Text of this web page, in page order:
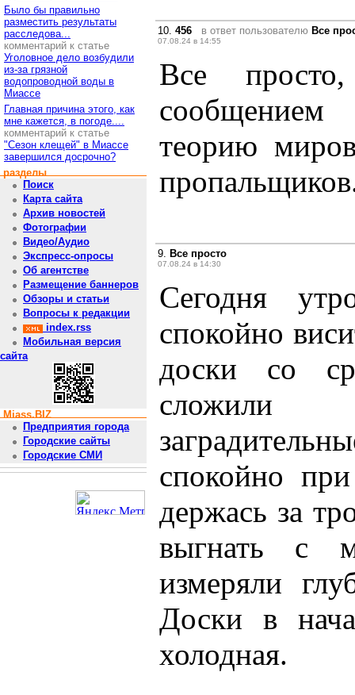
Было бы правильно
разместить результаты
расследова...
комментарий к статье
Уголовное дело возбудили
из-за грязной
водопроводной воды в
Миассе
Главная причина этого, как
мне кажется, в погоде....
комментарий к статье
"Сезон клещей" в Миассе
завершился досрочно?
разделы
Поиск
Карта сайта
Архив новостей
Фотографии
Видео/Аудио
Экспресс-опросы
Об агентстве
Размещение баннеров
Обзоры и статьи
Вопросы к редакции
index.rss
Мобильная версия
сайта
Miass.BIZ
Предприятия города
Городские сайты
Городские СМИ
10. 456 в ответ пользователю Все
07.08.24 в 14:55
Все
теорию
9. Все просто
07.08.24 в 14:30
Сегодня
спокойно
доски со
сложили
спокойно
держась за
выгнать с
измеряли
Доски в
холодная.